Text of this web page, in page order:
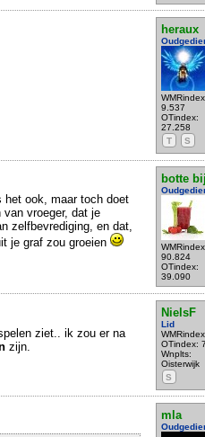
heraux
9.537
OTindex:
27.258
T
S
botte
90.824
OTindex:
39.090
het ook, maar toch doet
van vroeger, dat je
zelfbevrediging, en dat,
je graf zou groeien
NielsF
Lid
OTindex:
Wnplts:
Oisterwijk
S
ziet.. ik zou er na
zijn.
mla